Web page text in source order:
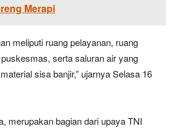
Merapi
meliputi ruang pelayanan, ruang
serta saluran air yang
sisa banjir,” ujarnya Selasa 16
merupakan bagian dari upaya TNI